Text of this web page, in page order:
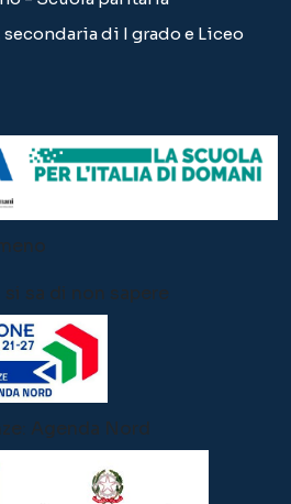
di I grado e Liceo
si sa di non sapere
Agenda Nord